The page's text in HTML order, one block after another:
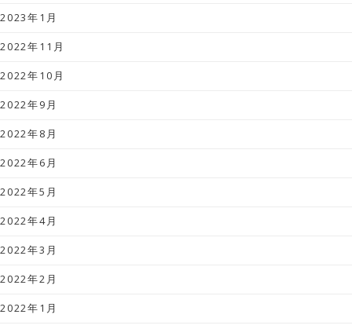
2023年1月
2022年11月
2022年10月
2022年9月
2022年8月
2022年6月
2022年5月
2022年4月
2022年3月
2022年2月
2022年1月